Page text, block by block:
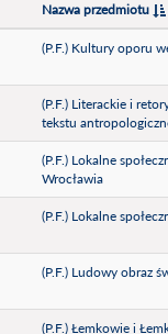
Nazwa przedmiotu
(P.F.) Kultury oporu
(P.F.) Literackie i
tekstu
(P.F.) Lokalne
Wrocławia
(P.F.) Lokalne
(P.F.) Ludowy obraz
(P.F.) Łemkowie i